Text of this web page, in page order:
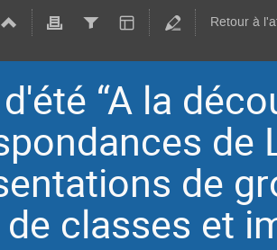
Retour à
“A la
de
de
classes et